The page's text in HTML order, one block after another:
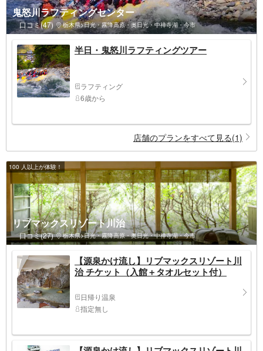
鬼怒川ラフティングセンター
口コミ(47) 栃木県>日光・霧降高原・奥日光・中禅寺湖・今市
半日・鬼怒川ラフティングツアー
ラフティング
6歳から
店舗のプランをすべて見る(1)
100 人以上が体験！
リブマックスリゾート川治
口コミ(27) 栃木県>日光・霧降高原・奥日光・中禅寺湖・今市
【源泉かけ流し】リブマックスリゾート川
治 チケット（入館＋タオルセット付）
日帰り温泉
指定無し